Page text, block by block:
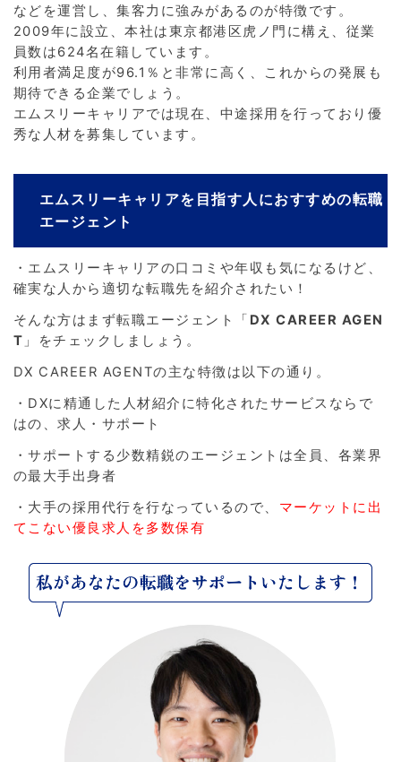
などを運営し、集客力に強みがあるのが特徴です。
2009年に設立、本社は東京都港区虎ノ門に構え、従業
員数は624名在籍しています。
利用者満足度が96.1％と非常に高く、これからの発展も
期待できる企業でしょう。
エムスリーキャリアでは現在、中途採用を行っており優
秀な人材を募集しています。
エムスリーキャリアを目指す人におすすめの転職
エージェント
・エムスリーキャリアの口コミや年収も気になるけど、
確実な人から適切な転職先を紹介されたい！
そんな方はまず転職エージェント「 DX CAREER AGEN
T 」をチェックしましょう。
DX CAREER AGENTの主な特徴は以下の通り。
・DXに精通した人材紹介に特化されたサービスならで
はの、求人・サポート
・サポートする少数精鋭のエージェントは全員、各業界
の最大手出身者
・大手の採用代行を行なっているので、 マーケットに出
てこない優良求人を多数保有